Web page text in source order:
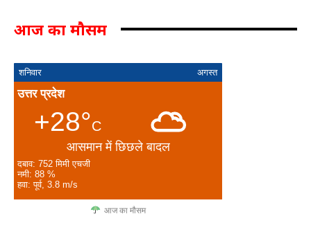
आज का मौसम
शनिवार अगस्त
उत्तर प्रदेश
+28°C
आसमान में छिछले बादल
दबाव: 752 मिमी एचजी
नमी: 88 %
हवा: पूर्व, 3.8 m/s
आज का मौसम